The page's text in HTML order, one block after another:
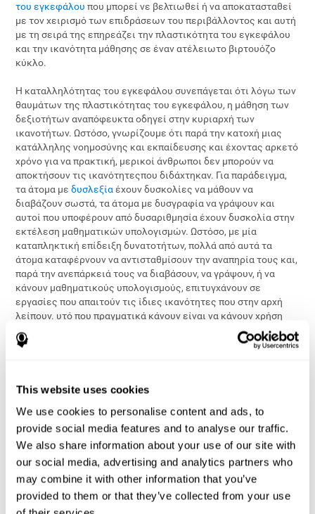
This website uses cookies
We use cookies to personalise content and ads, to
provide social media features and to analyse our traffic.
We also share information about your use of our site with
our social media, advertising and analytics partners who
may combine it with other information that you’ve
provided to them or that they’ve collected from your use
του εγκεφάλου που μπορεί νε βελτιωθεί ή να αποκατασταθεί
με τον χειρισμό των επιδράσεων του περιβάλλοντος και αυτή
με τη σειρά της επηρεάζει την πλαστικότητα του εγκεφάλου
και την ικανότητα μάθησης σε έναν ατέλειωτο βιρτουόζο
κύκλο.
Η καταλληλότητας του εγκεφάλου συνεπάγεται ότι λόγω των
θαυμάτων της πλαστικότητας του εγκεφάλου, η μάθηση των
δεξιοτήτων αναπόφευκτα οδηγεί στην κυριαρχή των
ικανοτήτων. Ωστόσο, γνωρίζουμε ότι παρά την κατοχή μιας
κατάλληλης νοημοσύνης και εκπαίδευσης και έχοντας αρκετό
χρόνο για να πρακτική, μερικοί άνθρωποι δεν μπορούν να
αποκτήσουν τις ικανότητεςπου διδάχτηκαν. Για παράδειγμα,
τα άτομα μεδυσλεξίαέχουν δυσκολίες να μάθουν να
διαβάζουν σωστά, τα άτομα με δυσγραφία να γράψουν και
αυτοί που υποφέρουν από δυσαριθμησία έχουν δυσκολία στην
εκτέλεση μαθηματικών υπολογισμών. Ωστόσο, με μία
καταπληκτική επίδειξη δυνατοτήτων, πολλά από αυτά τα
άτομα καταφέρνουν να αντισταθμίσουν την αναπηρία τους και,
παρά την ανεπάρκειά τους να διαβάσουν, να γράψουν, ή να
κάνουν μαθηματικούς υπολογισμούς, επιτυγχάνουν σε
εργασίες που απαιτούν τις ίδιες ικανότητες που στην αρχή
λείπουν. υτό που πραγματικά κάνουν είναι να κάνουν χρήση
των εργαλείων που παρέχονται από το περιβάλλον τους,
αντισταθμίζοντας έτσι την αδυναμία του εγκεφάλου να
ανάγνωσή του ακούγοντας τις προφορικές αναγνώσεις που
του μαθαίνει να επεξεργάζεται την γραπτή γλώσσα με έναν
ριζικά διαφορετικό τρόπο από τα μυαλά των άλλων, που
μπορούν να αποκωδικοποιούν τα γράμματα και τους ήχους για
λογαριασμό τους.Η αντιστάθμιση αυτή θα πραγματοποιείται
για πάντα και όταν το περιβάλλον (γονείς, σχολεία,
βιβλιοθήκες, εκδότες) παρέχει αρκετό υλικό για ανάγνωση
από το στόμα. Ως εκ τούτου,η καταλληλότητα του εγκεφάλου